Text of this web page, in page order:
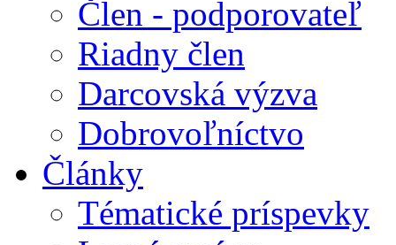
Člen - podporovateľ
Riadny člen
Darcovská výzva
Dobrovoľníctvo
Články
Tématické príspevky